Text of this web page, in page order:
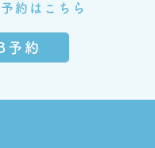
約はこちら
予約